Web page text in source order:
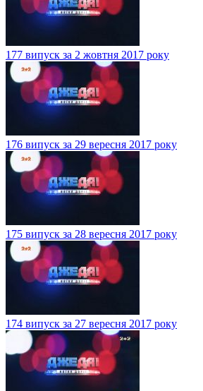
177 випуск за 2 жовтня 2017 року
176 випуск за 29 вересня 2017 року
175 випуск за 28 вересня 2017 року
174 випуск за 27 вересня 2017 року